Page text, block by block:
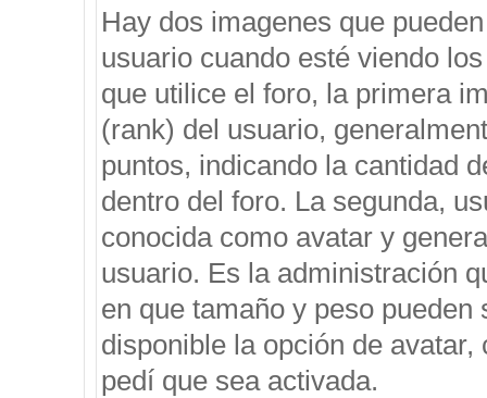
Hay dos imagenes que
usuario cuando esté viendo
que utilice el foro, la primera
(rank) del usuario,
puntos, indicando la cantidad
dentro del foro. La segunda,
conocida como avatar y
usuario. Es la administración
en que tamaño y peso
disponible la opción de
pedí que sea activada.